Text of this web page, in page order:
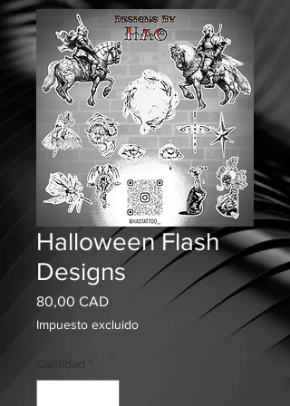
Halloween Flash
Designs
80,00 CADPrecio
Impuesto excluido
Cantidad *